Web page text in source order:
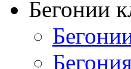
Бегонии